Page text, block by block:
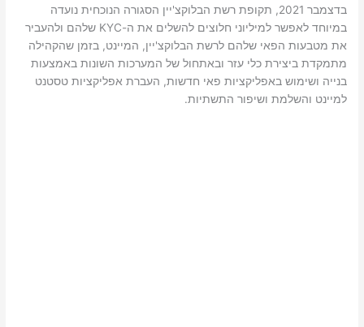
בדצמבר 2021, תקופת רשת הבלוקצ'יין הסגורה הנוכחית נועדה
במיוחד לאפשר למיליוני חלוצים להשלים את ה-KYC שלהם ולהעביר
את מטבעות הפאי שלהם לרשת הבלוקצ'יין, המיינט, בזמן שהקהילה
מתמקדת ביצירת כלי עזר ובאתחול של המערכות השונות באמצעות
בנייה ושימוש באפליקציות פאי חדשות, העברת אפליקציות טסטנט
למיינט והשלמת ושיפור התשתיות.